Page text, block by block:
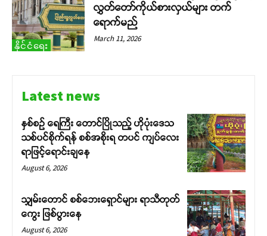
နိုင်ငံရေး
လွှတ်တော်ကိုယ်စားလှယ်များ တက်
ရောက်မည်
March 11, 2026
Latest news
နှစ်စဉ် ရေကြီး တောင်ပြိုသည့် ဟိုပုံးဒေသ
သစ်ပင်စိုက်ရန် စစ်အစိုးရ တပင် ကျပ်လေး
ရာဖြင့်ရောင်းချနေ
August 6, 2026
သျှမ်းတောင် စစ်ဘေးရှောင်များ ရာသီတုတ်
ကွေး ဖြစ်ပွားနေ
August 6, 2026